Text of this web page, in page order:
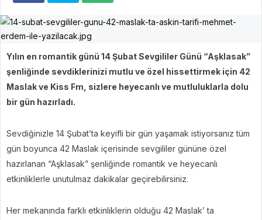
Yılın en romantik günü 14 Şubat Sevgililer Günü “Aşklasak”
şenliğinde sevdiklerinizi mutlu ve özel hissettirmek için 42
Maslak ve Kiss Fm, sizlere heyecanlı ve mutluluklarla dolu
bir gün hazırladı.
Sevdiğinizle 14 Şubat’ta keyifli bir gün yaşamak istiyorsanız tüm
gün boyunca 42 Maslak içerisinde sevgililer gününe özel
hazırlanan “Aşklasak” şenliğinde romantik ve heyecanlı
etkinliklerle unutulmaz dakikalar geçirebilirsiniz.
Her mekanında farklı etkinliklerin olduğu 42 Maslak’ ta